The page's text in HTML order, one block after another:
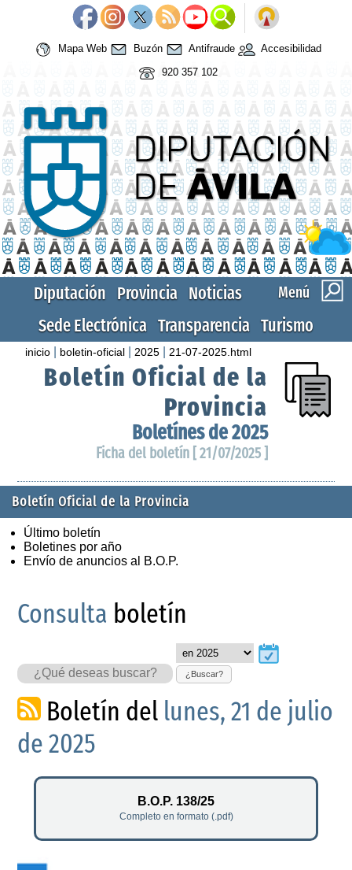
Mapa Web Buzón Antifraude
Accesibilidad
920 357 102
Menú
Diputación Provincia Noticias
Sede Electrónica Transparencia Turismo
inicio boletin-oficial 2025 21-07-2025.html
Boletín Oficial de la
Provincia
Boletínes de 2025
Ficha del boletín [ 21/07/2025 ]
Boletín Oficial de la Provincia
Último boletín
Boletines por año
Envío de anuncios al B.O.P.
Consulta boletín
¿Buscar?
Boletín del lunes, 21 de julio
de 2025
B.O.P. 138/25
Completo en formato (.pdf)